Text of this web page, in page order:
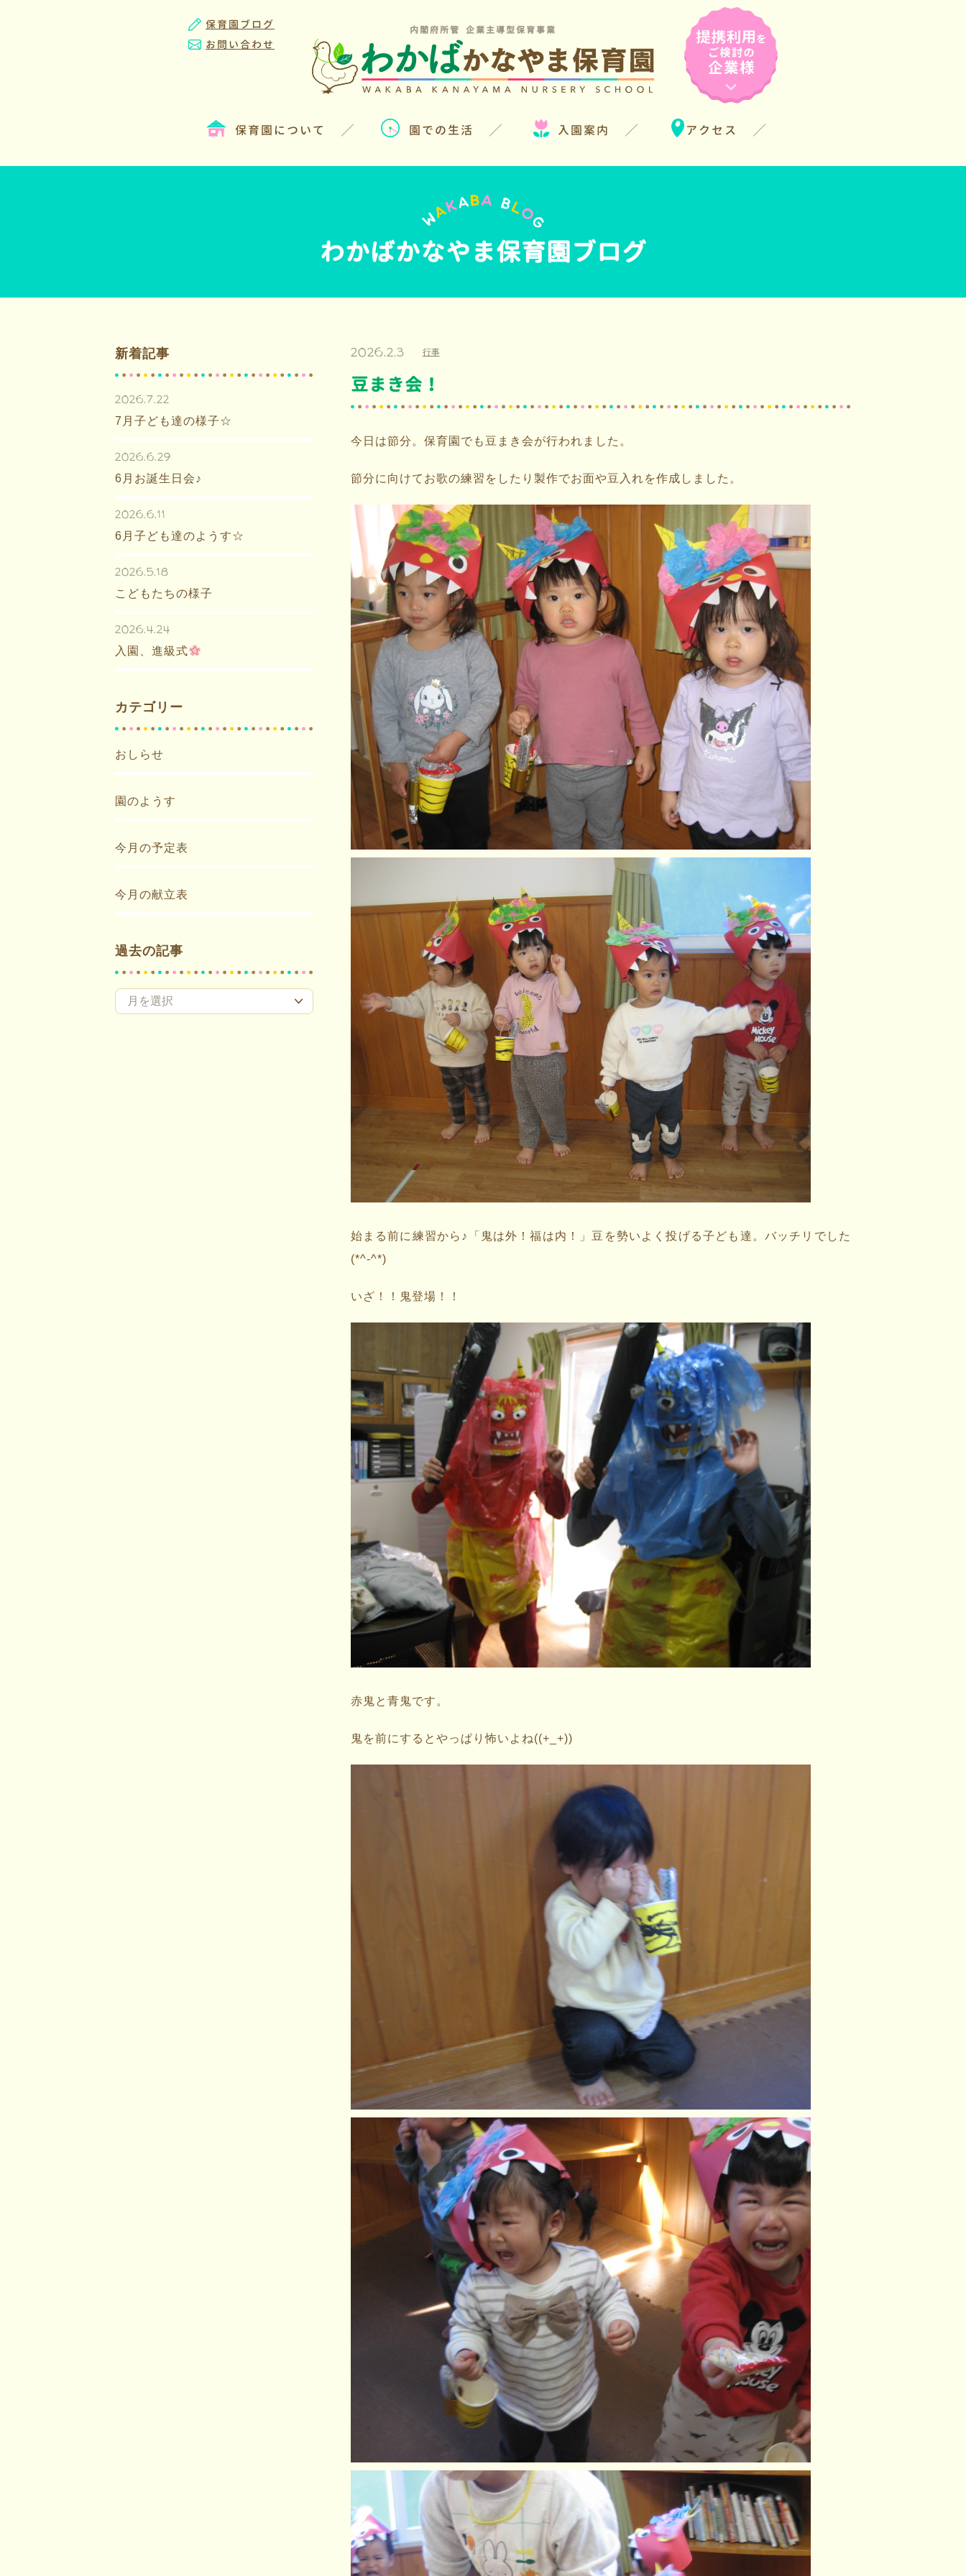
内閣府所管 企業主導型保育事業
保育園について 園での生活 入園案内 アクセス
保育園ブログ
お問い合わせ
わかばかなやま保育園ブログ
新着記事
2026.7.22
7月子ども達の様子☆
2026.6.29
6月お誕生日会♪
2026.6.11
6月子ども達のようす☆
2026.5.18
こどもたちの様子
2026.4.24
入園、進級式
カテゴリー
おしらせ
園のようす
今月の予定表
今月の献立表
過去の記事
2026.2.3 行事
豆まき会！
今日は節分。保育園でも豆まき会が行われました。
節分に向けてお歌の練習をしたり製作でお面や豆入れを作成しました。
始まる前に練習から♪「鬼は外！福は内！」豆を勢いよく投げる子ども達。バッチリでした
(*^-^*)
いざ！！鬼登場！！
赤鬼と青鬼です。
鬼を前にするとやっぱり怖いよね((+_+))